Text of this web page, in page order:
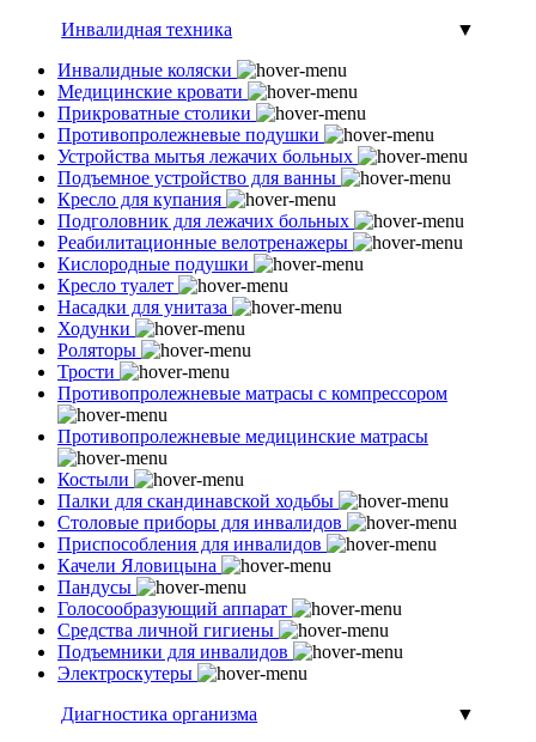
Инвалидная техника
▼
Инвалидные коляски
Медицинские кровати
Прикроватные столики
Противопролежневые подушки
Устройства мытья лежачих больных
Подъемное устройство для ванны
Кресло для купания
Подголовник для лежачих больных
Реабилитационные велотренажеры
Кислородные подушки
Кресло туалет
Насадки для унитаза
Ходунки
Роляторы
Трости
Противопролежневые матрасы с компрессором
Противопролежневые медицинские матрасы
Костыли
Палки для скандинавской ходьбы
Столовые приборы для инвалидов
Приспособления для инвалидов
Качели Яловицына
Пандусы
Голосообразующий аппарат
Средства личной гигиены
Подъемники для инвалидов
Электроскутеры
Диагностика организма
▼